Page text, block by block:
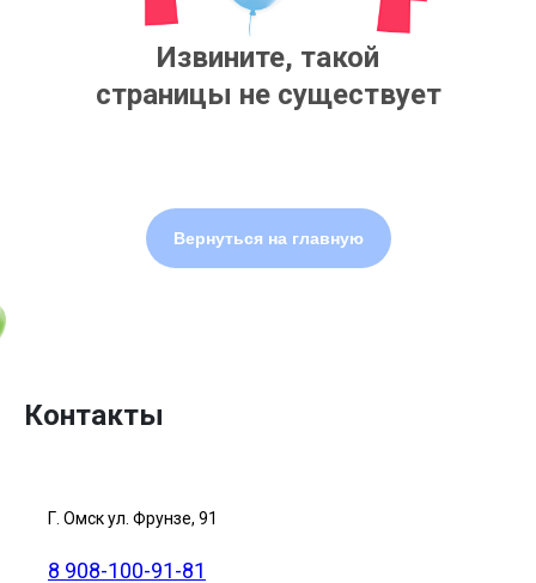
Извините, такой
страницы не существует
Вернуться на главную
Контакты
Г. Омск ул. Фрунзе, 91
8 908-100-91-81